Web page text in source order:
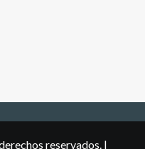
reservados. |